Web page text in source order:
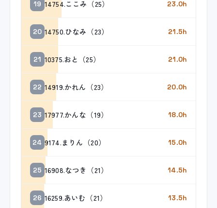
19 14754.ここみ（25） 23.0h
20 14750.ひなみ（23） 21.5h
21 10375.おと（25） 21.0h
22 14919.かれん（23） 20.0h
23 17977.かんな（19） 18.0h
24 9174.まりん（20） 15.0h
25 16908.なつき（21） 14.5h
26 16259.あいむ（21） 13.5h